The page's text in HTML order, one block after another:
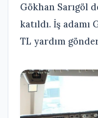
Gökhan Sarıgöl
katıldı. İş adamı
TL yardım